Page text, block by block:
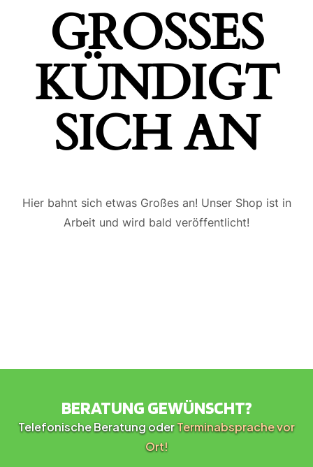
GROSSES K
ÜNDIGT S
ICH AN
Hier bahnt sich etwas Großes an! Unser Shop ist in
Arbeit und wird bald veröffentlicht!
BERATUNG GEWÜNSCHT?
Telefonische Beratung oderTerminabsprache vor
Ort!